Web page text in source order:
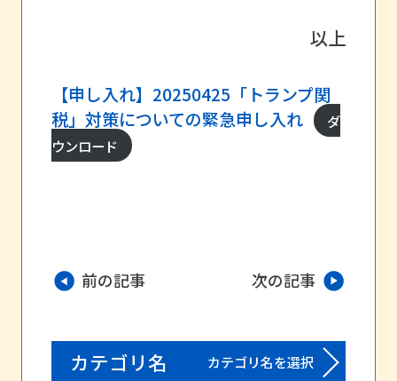
以上
【申し入れ】20250425「トランプ関
税」対策についての緊急申し入れ
ダ
ウンロード
前の記事 次の記事
カテゴリ名 カテゴリ名を選択